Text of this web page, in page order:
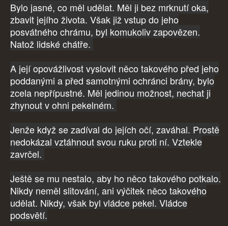
Bylo jasné, co měl udělat. Měl ji bez mrknutí oka,
zbavit jejího života. Však již vstup do jeho
posvátného chrámu, byl komukoliv zapovězen.
Natož lidské chátře.
A její opovážlivost vyslovit něco takového před jeho
poddanými a před samotnými ochránci brány, bylo
zcela nepřípustné. Měl jedinou možnost, nechat ji
zhynout v ohni pekelném.
Jenže když se zadíval do jejích očí, zaváhal. Prostě
nedokázal vztáhnout svou ruku proti ní. Vztekle
zavrčel.
Ještě se mu nestalo, aby ho něco takového potkalo.
Nikdy neměl slitování, ani výčitek něco takového
udělat. Nikdy, však byl vládce pekel. Vládce
podsvětí.